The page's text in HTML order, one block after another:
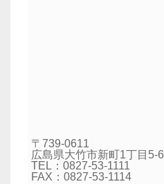
〒739-0611
広島県大竹市新町1丁目5-6
TEL：0827-53-1111
FAX：0827-53-1114